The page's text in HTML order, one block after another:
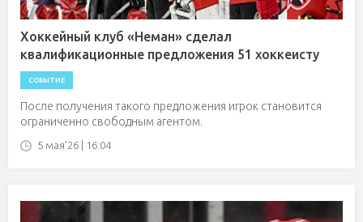
Хоккейный клуб «Неман» сделал
квалификационные предложения 51 хоккеисту
СОБЫТИЕ
После получения такого предложения игрок становится
ограниченно свободным агентом.
5 мая'26 | 16:04